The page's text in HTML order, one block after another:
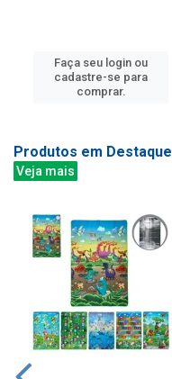
Faça seu login ou
cadastre-se para
comprar.
Produtos em Destaque
Veja mais